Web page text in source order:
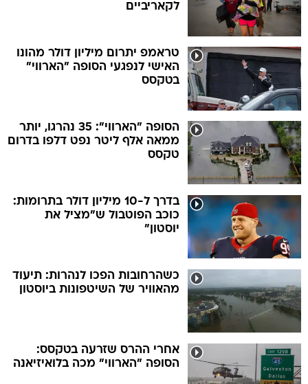
לקאריביים
טראמפ יתרום מיליון דולר מהונו
האישי לנפגעי הסופה "הארווי"
בטקסס
הסופה "הארווי": 35 נהרגו, יותר
ממאה אלף ליטר נפט דלפו בדרום
טקסס
בדרך ל-10 מיליון דולר בתרומות:
כוכב הפוטבול ש"מציל את
יוסטון"
כשהרחובות הפכו לנהרות: תיעוד
מהאוויר של השיטפונות ביוסטון
אחרי ההרס שזרעה בטקסס:
הסופה "הארווי" מכה בלואיזיאנה